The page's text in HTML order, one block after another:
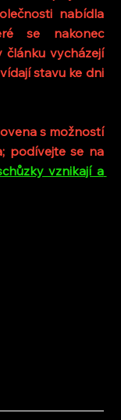
nabídla
se nakonec
článku vycházejí
stavu ke dni
s možností
podívejte se na
vznikají a